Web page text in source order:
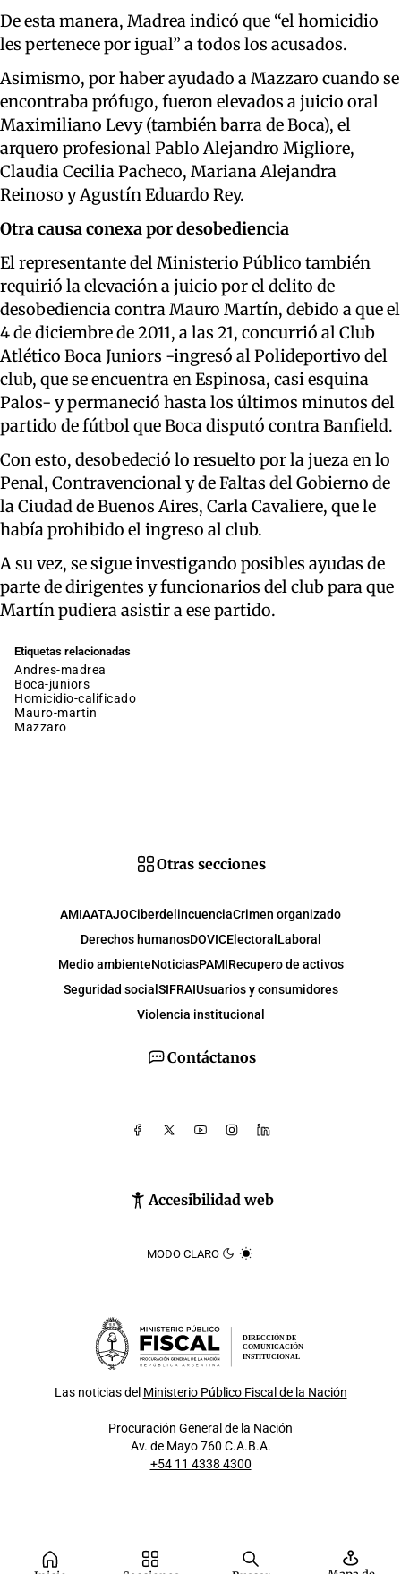
De esta manera, Madrea indicó que “el homicidio
les pertenece por igual” a todos los acusados.
Asimismo, por haber ayudado a Mazzaro cuando se
encontraba prófugo, fueron elevados a juicio oral
Maximiliano Levy (también barra de Boca), el
arquero profesional Pablo Alejandro Migliore,
Claudia Cecilia Pacheco, Mariana Alejandra
Reinoso y Agustín Eduardo Rey.
Otra causa conexa por desobediencia
El representante del Ministerio Público también
requirió la elevación a juicio por el delito de
desobediencia contra Mauro Martín, debido a que el
4 de diciembre de 2011, a las 21, concurrió al Club
Atlético Boca Juniors -ingresó al Polideportivo del
club, que se encuentra en Espinosa, casi esquina
Palos- y permaneció hasta los últimos minutos del
partido de fútbol que Boca disputó contra Banfield.
Con esto, desobedeció lo resuelto por la jueza en lo
Penal, Contravencional y de Faltas del Gobierno de
la Ciudad de Buenos Aires, Carla Cavaliere, que le
había prohibido el ingreso al club.
A su vez, se sigue investigando posibles ayudas de
parte de dirigentes y funcionarios del club para que
Martín pudiera asistir a ese partido.
Etiquetas relacionadas
andres-madrea
boca-juniors
homicidio-calificado
mauro-martin
mazzaro
Contáctanos
Accesibilidad web
MODO CLARO
Otras secciones
AMIAATAJOCiberdelincuenciaCrimen organizado
Derechos humanosDOVICElectoral Laboral
Medio ambienteNoticiasPAMIRecupero de activos
Seguridad social SIFRAIUsuarios y consumidores
Violencia institucional
DIRECCIÓN DE
COMUNICACIÓN
INSTITUCIONAL
Las noticias del Ministerio Público Fiscal de la Nación
Procuración General de la Nación
Av. de Mayo 760 C.A.B.A.
+54 11 4338 4300